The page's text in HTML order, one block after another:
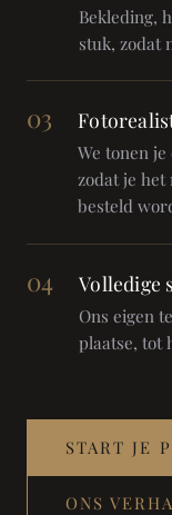
Bekleding,
stuk, zodat
03
We tonen
zodat je
besteld
04 Volledige
Ons eigen
plaatse, tot
START JE
ONS